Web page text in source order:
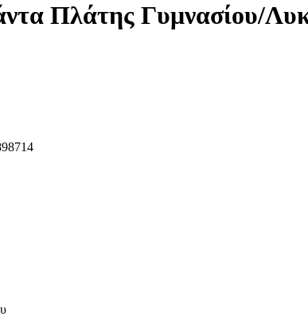
Πλάτης Γυμνασίου/